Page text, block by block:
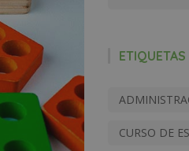
ETIQUETAS
CURSO DE